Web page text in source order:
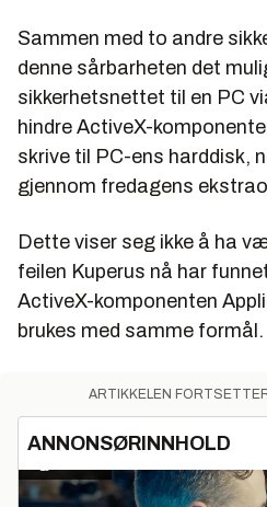
Sammen med to andre
denne sårbarheten det
sikkerhetsnettet til en PC
hindre ActiveX-
skrive til PC-ens harddisk,
gjennom fredagens
Dette viser seg ikke å ha
feilen Kuperus nå har
ActiveX-komponenten
brukes med samme formål.
ARTIKKELEN
ANNONSØRINNHOLD